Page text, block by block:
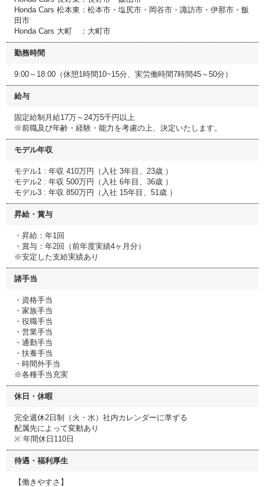
Honda Cars 松本東：松本市・塩尻市・岡谷市・諏訪市・伊那市・飯
田市
Honda Cars 大町 ：大町市
勤務時間
9:00～18:00（休憩1時間10~15分、実労働時間7時間45～50分）
給与
固定給制月給17万～24万5千円以上
※前職及び年齢・経験・能力を考慮の上、決定いたします。
モデル年収
モデル1 : 年収 410万円（入社 3年目、23歳 ）
モデル2 : 年収 500万円（入社 6年目、36歳 ）
モデル3 : 年収 850万円（入社 15年目、51歳 ）
昇給・賞与
・昇給：年1回
・賞与：年2回（前年度実績4ヶ月分）
※安定した支給実績あり
諸手当
・資格手当
・家族手当
・役職手当
・営業手当
・通勤手当
・扶養手当
・時間外手当
※各種手当充実
休日・休暇
完全週休2日制（火・水）社内カレンダーに準ずる
配属先によって変動あり
※ 年間休日110日
待遇・福利厚生
【働きやすさ】